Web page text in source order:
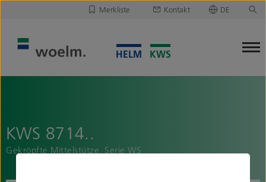
Merkliste Kontakt DE
KWS 8714..
Gekröpfte Mittelstütze, Serie WS